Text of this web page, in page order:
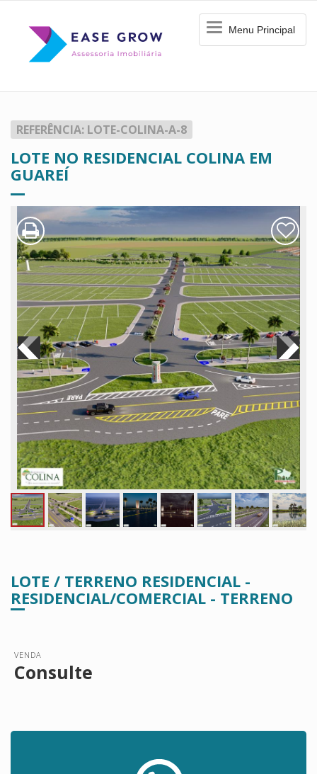
MenuMenu Principal
REFERÊNCIA: LOTE-COLINA-A-8
LOTE NO RESIDENCIAL COLINA EM
GUAREÍ
LOTE / TERRENO RESIDENCIAL -
RESIDENCIAL/COMERCIAL - TERRENO
VENDA
Consulte